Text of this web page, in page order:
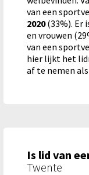
van een
2020(33%). Er
en vrouwen
van een
hier lijkt het
af te nemen
Is lid van
Twente